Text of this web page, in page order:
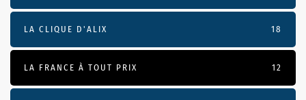
LA CLIQUE D'ALIX 18
LA FRANCE À TOUT PRIX 12